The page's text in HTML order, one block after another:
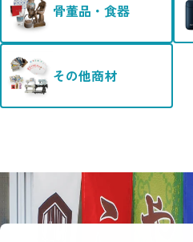
骨董品・食器
その他商材